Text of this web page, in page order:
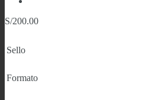
S/200.00
Sello
Formato